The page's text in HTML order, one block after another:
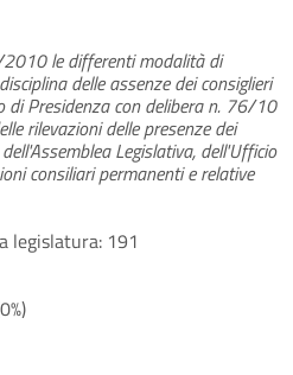
le differenti modalità di
delle assenze dei consiglieri
di Presidenza con delibera n. 76/10
rilevazioni delle presenze dei
Legislativa, dell'Ufficio
consiliari permanenti e relative
legislatura: 191